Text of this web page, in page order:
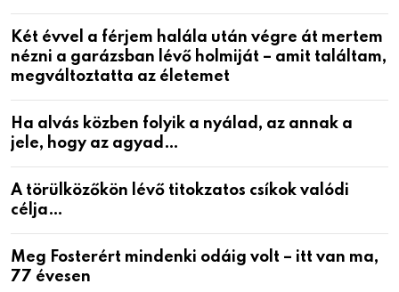
Két évvel a férjem halála után végre át mertem
nézni a garázsban lévő holmiját – amit találtam,
megváltoztatta az életemet
Ha alvás közben folyik a nyálad, az annak a
jele, hogy az agyad…
A törülközőkön lévő titokzatos csíkok valódi
célja…
Meg Fosterért mindenki odáig volt – itt van ma,
77 évesen